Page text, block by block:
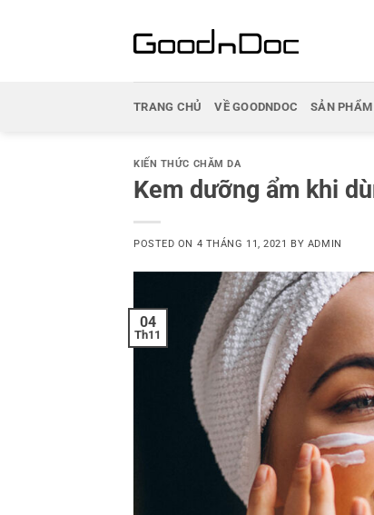
TRANG CHỦ VỀ GOODNDOC SẢN PHẨM
KIẾN THỨC CHĂM DA
Kem dưỡng ẩm khi
POSTED ON 4 THÁNG 11, 2021 BY ADMIN
04
Th11